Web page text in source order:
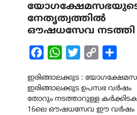
നേതൃത്വത്തിൽ
ഔഷധസേവ നടത്തി
FacebookWhatsAppTwitterCopy
ഇരിങ്ങാലക്കുട :
ഇരിങ്ങാലക്കുട ഉപസഭ വർഷം
തോറും നടത്താറുള്ള
16ലെ ഔഷധസേവ ഈ വർഷം